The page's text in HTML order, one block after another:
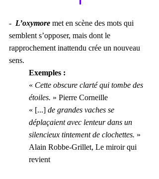
- L’oxymore met en scène des mots qui
semblent s’opposer, mais dont le
rapprochement inattendu crée un nouveau
sens.
Exemples :
« Cette obscure clarté qui tombe des
étoiles. » Pierre Corneille
« [...] de grandes vaches se
déplaçaient avec lenteur dans un
silencieux tintement de clochettes. »
Alain Robbe-Grillet, Le miroir qui
revient